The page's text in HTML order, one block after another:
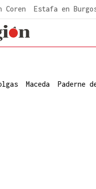
Coren Estafa en
Maceda Paderne